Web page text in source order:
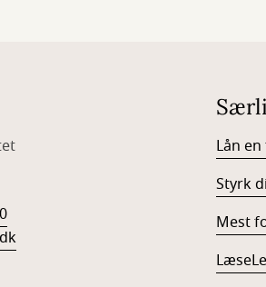
Lån
Styrk
Mest